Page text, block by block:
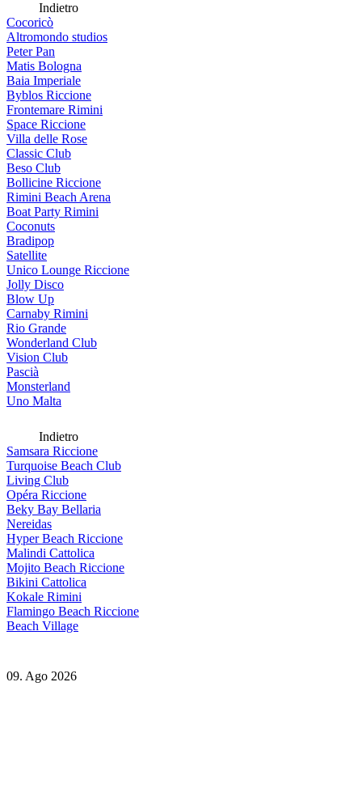
Indietro
Cocoricò
Altromondo studios
Peter Pan
Matis Bologna
Baia Imperiale
Byblos Riccione
Frontemare Rimini
Space Riccione
Villa delle Rose
Classic Club
Beso Club
Bollicine Riccione
Rimini Beach Arena
Boat Party Rimini
Coconuts
Bradipop
Satellite
Unico Lounge Riccione
Jolly Disco
Blow Up
Carnaby Rimini
Rio Grande
Wonderland Club
Vision Club
Pascià
Monsterland
Uno Malta
Indietro
Samsara Riccione
Turquoise Beach Club
Living Club
Opéra Riccione
Beky Bay Bellaria
Nereidas
Hyper Beach Riccione
Malindi Cattolica
Mojito Beach Riccione
Bikini Cattolica
Kokale Rimini
Flamingo Beach Riccione
Beach Village
09. Ago 2026